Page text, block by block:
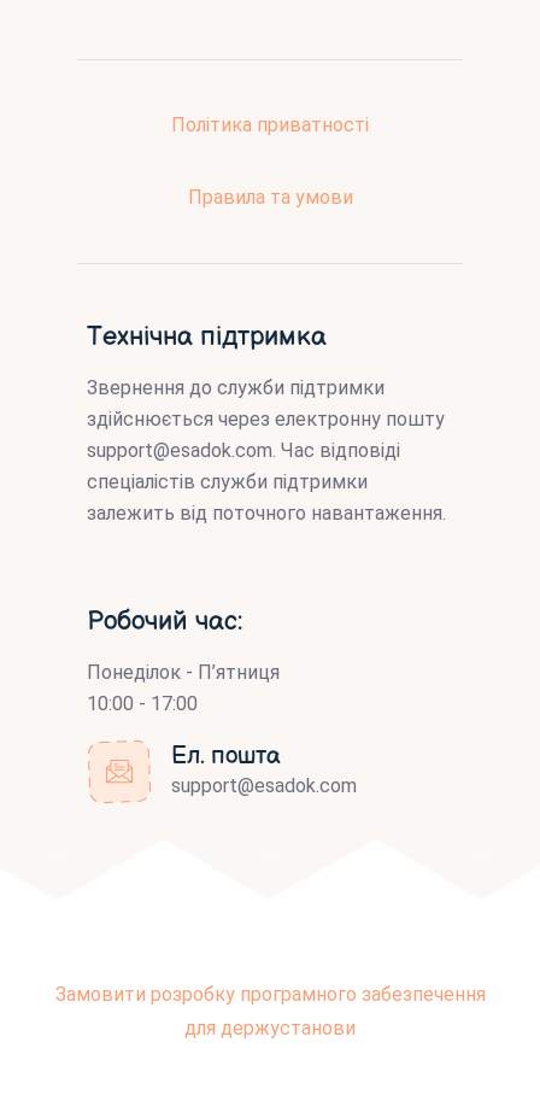
Політика приватності
Правила та умови
Технічна підтримка
Звернення до служби підтримки
здійснюється через електронну пошту
support@esadok.com. Час відповіді
спеціалістів служби підтримки
залежить від поточного навантаження.
Робочий час:
Понеділок - П’ятниця
10:00 - 17:00
Ел. пошта
support@esadok.com
Замовити розробку програмного забезпечення
для держустанови